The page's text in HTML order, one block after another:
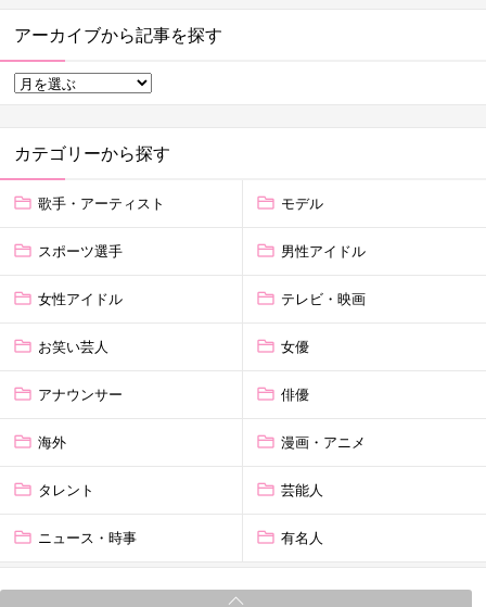
アーカイブから記事を探す
カテゴリーから探す
歌手・アーティスト モデル
スポーツ選手 男性アイドル
女性アイドル テレビ・映画
お笑い芸人 女優
アナウンサー 俳優
海外 漫画・アニメ
タレント 芸能人
ニュース・時事 有名人